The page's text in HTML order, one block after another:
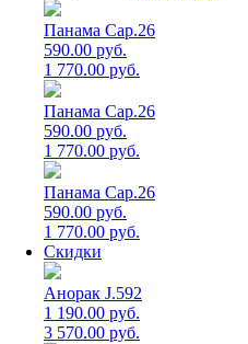
Панама Cap.26
590.00 руб.
1 770.00 руб.
Панама Cap.26
590.00 руб.
1 770.00 руб.
Панама Cap.26
590.00 руб.
1 770.00 руб.
Скидки
Анорак J.592
1 190.00 руб.
3 570.00 руб.